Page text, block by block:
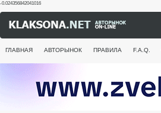
-0.024356842041016
ГЛАВНАЯ АВТОРЫНОК ПРАВИЛА F.A.Q.